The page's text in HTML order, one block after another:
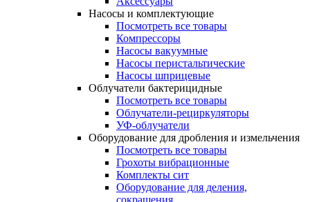
Насосы и комплектующие
Посмотреть все товары
Компрессоры
Насосы вакуумные
Насосы перистальтические
Насосы шприцевые
Облучатели бактерицидные
Посмотреть все товары
Облучатели-рециркуляторы
УФ-облучатели
Оборудование для дробления и измельчения
Посмотреть все товары
Грохоты вибрационные
Комплекты сит
Оборудование для деления,
сокращения